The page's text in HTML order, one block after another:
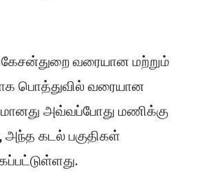
வரையான மற்றும்
பொத்துவில் வரையான
அவ்வப்போது மணிக்கு
அந்த கடல் பகுதிகள்